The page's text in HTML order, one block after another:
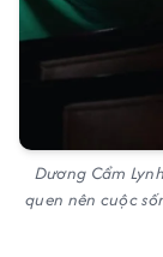
Dương Cẩm
quen nên cuộc